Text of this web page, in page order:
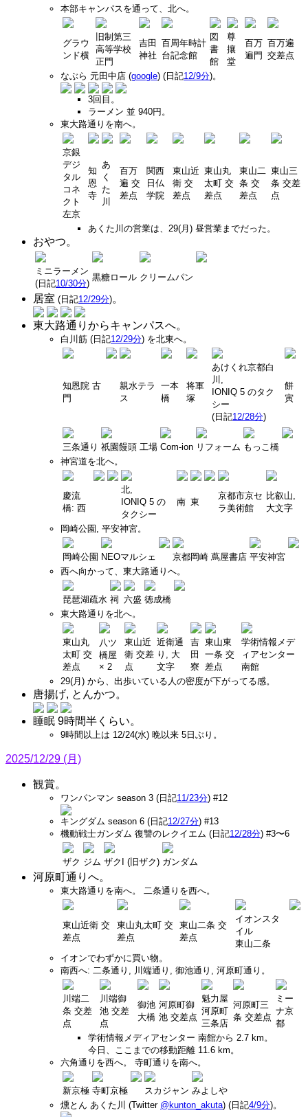
本部キャンパスを通って、北へ。
グラウ
ンド横
旧制第三
高等学校
正門
吉田
神社
百周年時計
台記念館
図
書
館
尊
攘
堂
百万
遍門
百万遍
交差点
なぶら 元田中店 (google) (日記12/9分)。
3回目。
ラーメン 並 940円。
東大路通りを南へ。
京銀
デジ
タル
コネ
クト
左京
知
恩
寺
あ
く
た
川
百万
遍 交
差点
関西
日仏
学院
東山近
衛 交
差点
東山丸
太町 交
差点
東山二
条 交
差点
東山三
条 交差
点
あくた川の営業は、29(月) 昼営業までだった。
おやつ。
ミニラーメン
(日記10/30分)
黒糖ロール クリームパン
居室 (日記12/29分)。
東大路通りからキャンパスへ。
白川筋 (日記12/29分) を北東へ。
知恩院 古
門
親水テラ
ス
一本
橋
将軍
塚
あけくれ京都白
川,
IONIQ 5 のタク
シー
(日記12/28分)
餅
寅
三条通り 祇園饅頭 工場 Com-ion リフォーム もっこ橋
神宮道を北へ。
慶流
橋: 西
北,
IONIQ 5 の
タクシー
南 東
京都市京セ
ラ美術館
比叡山,
大文字
岡崎公園, 平安神宮。
岡崎公園 NEOマルシェ 京都岡崎 蔦屋書店 平安神宮
西へ向かって、東大路通りへ。
琵琶湖疏水 祠 六盛 徳成橋
東大路通りを北へ。
東山丸
太町 交
差点
八ツ
橋屋
× 2
東山近
衛 交差
点
近衛通
り, 大
文字
吉
田
寮
東山東
一条 交
差点
学術情報メデ
ィアセンター
南館
29(月) から、出歩いている人の密度が下がってる感。
唐揚げ, とんかつ。
睡眠 9時間半くらい。
9時間以上は 12/24(水) 晩以来 5日ぶり。
2025/12/29 (月)
観賞。
ワンパンマン season 3 (日記11/23分) #12
キングダム season 6 (日記12/27分) #13
機動戦士ガンダム 復讐のレクイエム (日記12/28分) #3〜6
ザク ジム ザクI (旧ザク) ガンダム
河原町通りへ。
東大路通りを南へ。 二条通りを西へ。
東山近衛 交
差点
東山丸太町 交
差点
東山二条 交
差点
イオンスタ
イル
東山二条
イオンでわずかに買い物。
南西へ: 二条通り, 川端通り, 御池通り, 河原町通り。
川端二
条 交差
点
川端御
池 交差
点
御池
大橋
河原町御
池 交差点
魁力屋
河原町
三条店
河原町三
条 交差点
ミー
ナ京
都
学術情報メディアセンター 南館から 2.7 km。
今日、ここまでの移動距離 11.6 km。
六角通りを西へ。 寺町通りを南へ。
新京極 寺町京極 スカジャン みよしや
燻とん あくた川 (Twitter @kunton_akuta) (日記4/9分)。